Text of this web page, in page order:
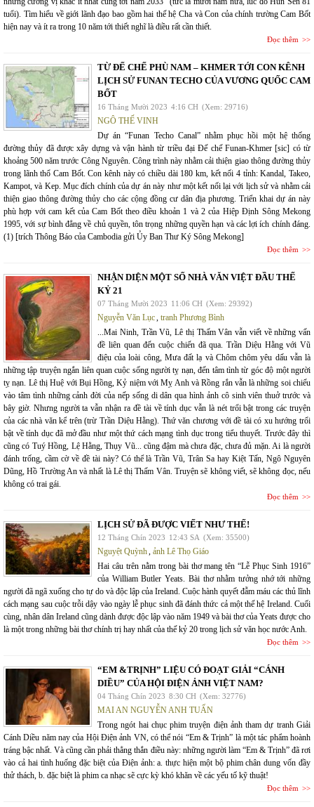
tuổi). Tìm hiểu về giới lãnh đạo bao gồm hai thế hệ Cha và Con của chính trường Cam Bốt
hiện nay và ít ra trong 10 năm tới thiết nghĩ là điều rất cần thiết.
Đọc thêm
TỪ ĐẾ CHẾ PHÙ NAM – KHMER TỚI CON KÊNH
LỊCH SỬ FUNAN TECHO CỦA VƯƠNG QUỐC CAM
BỐT
16 Tháng Mười 2023 4:16 CH (Xem: 29716)
NGÔ THẾ VINH
Dự án “Funan Techo Canal” nhằm phục hồi một hệ thống
đường thủy đã được xây dựng và vận hành từ triều đại Đế chế Funan-Khmer [sic] có từ
khoảng 500 năm trước Công Nguyên. Công trình này nhằm cải thiện giao thông đường thủy
trong lãnh thổ Cam Bốt. Con kênh này có chiều dài 180 km, kết nối 4 tỉnh: Kandal, Takeo,
Kampot, và Kep. Mục đích chính của dự án này như một kết nối lại với lịch sử và nhằm cải
thiện giao thông đường thủy cho các cộng đồng cư dân địa phương. Triển khai dự án này
phù hợp với cam kết của Cam Bốt theo điều khoản 1 và 2 của Hiệp Định Sông Mekong
1995, với sự bình đẳng về chủ quyền, tôn trọng những quyền hạn và các lợi ích chính đáng.
(1) [trích Thông Báo của Cambodia gửi Ủy Ban Thư Ký Sông Mekong]
Đọc thêm
NHẬN DIỆN MỘT SỐ NHÀ VĂN VIỆT ĐẦU THẾ
KỶ 21
07 Tháng Mười 2023 11:06 CH (Xem: 29392)
Nguyễn Văn Lục tranh Phương Bình
...Mai Ninh, Trần Vũ, Lê thị Thấm Vân vẫn viết về những vấn
đề liên quan đến cuộc chiến đã qua. Trần Diệu Hằng với Vũ
điệu của loài công, Mưa đất lạ và Chôm chôm yêu dấu vẫn là
những tập truyện ngắn liên quan cuộc sống người tỵ nạn, đến tâm tình từ góc độ một người
tỵ nạn. Lê thị Huệ với Bụi Hồng, Kỷ niệm với Mỵ Anh và Rồng rắn vẫn là những soi chiếu
vào tâm tình những cảnh đời của nếp sống di dân qua hình ảnh cô sinh viên thuở trước và
bây giờ. Nhưng người ta vẫn nhận ra đề tài về tính dục vẫn là nét trổi bật trong các truyện
của các nhà văn kể trên (trừ Trần Diệu Hằng). Thứ văn chương với đề tài có xu hướng trổi
bật về tính dục đã mở đầu như một thứ cách mạng tình dục trong tiểu thuyết. Trước đây thì
cũng có Tuý Hồng, Lệ Hằng, Thụy Vũ... cũng đậm mà chưa đặc, chưa đủ mặn. Ai là người
đánh trống, cầm cờ về đề tài này? Có thể là Trần Vũ, Trân Sa hay Kiệt Tấn, Ngô Nguyên
Dũng, Hồ Trường An và nhất là Lê thị Thấm Vân. Truyện sẽ không viết, sẽ không đọc, nếu
không có trai gái.
Đọc thêm
LỊCH SỬ ĐÃ ĐƯỢC VIẾT NHƯ THẾ!
12 Tháng Chín 2023 12:43 SA (Xem: 35500)
Nguyệt Quỳnh ảnh Lê Thọ Giáo
Hai câu trên nằm trong bài thơ mang tên “Lễ Phục Sinh 1916”
của William Butler Yeats. Bài thơ nhằm tưởng nhớ tới những
người đã ngã xuống cho tự do và độc lập của Ireland. Cuộc hành quyết đẫm máu các thủ lĩnh
cách mạng sau cuộc trỗi dậy vào ngày lễ phục sinh đã đánh thức cả một thế hệ Ireland. Cuối
cùng, nhân dân Ireland cũng dành được độc lập vào năm 1949 và bài thơ của Yeats được cho
là một trong những bài thơ chính trị hay nhất của thế kỷ 20 trong lịch sử văn học nước Anh.
Đọc thêm
“EM &TRỊNH” LIỆU CÓ ĐOẠT GIẢI “CÁNH
DIỀU” CỦA HỘI ĐIỆN ẢNH VIỆT NAM?
04 Tháng Chín 2023 8:30 CH (Xem: 32776)
MAI AN NGUYỄN ANH TUẤN
Trong ngót hai chục phim truyện điện ảnh tham dự tranh Giải
Cánh Diều năm nay của Hội Điện ảnh VN, có thể nói “Em & Trịnh” là một tác phẩm hoành
tráng bậc nhất. Và cũng cần phải thẳng thắn điều này: những người làm “Em & Trịnh” đã rơi
vào cả hai tình huống đặc biệt của Điện ảnh: a. thực hiện một bộ phim chân dung vốn đầy
thử thách, b. đặc biệt là phim ca nhạc sẽ cực kỳ khó khăn về các yếu tố kỹ thuật!
Đọc thêm